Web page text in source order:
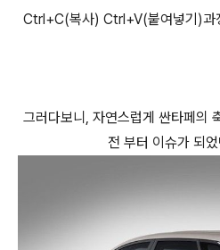
Ctrl+C(복사) Ctrl+V(붙여넣기)과
그러다보니, 자연스럽게 싼타페의
전 부터 이슈가 되